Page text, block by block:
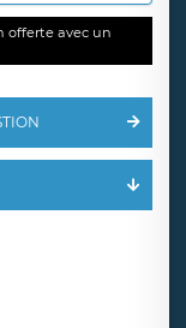
offerte avec un